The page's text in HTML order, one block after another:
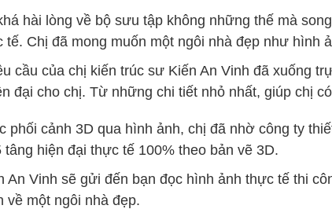
hài lòng về bộ sưu tập không những thế mà
tế. Chị đã mong muốn một ngôi nhà đẹp như hình
cầu của chị kiến trúc sư Kiến An Vinh đã xuống
đại cho chị. Từ những chi tiết nhỏ nhất, giúp chị
phối cảnh 3D qua hình ảnh, chị đã nhờ công ty
tâng hiện đại thực tế 100% theo bản vẽ 3D.
An Vinh sẽ gửi đến bạn đọc hình ảnh thực tế thi
về một ngôi nhà đẹp.